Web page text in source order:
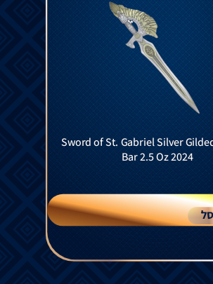
Sword of St. Gabriel Silver
Bar 2.5 Oz 2024